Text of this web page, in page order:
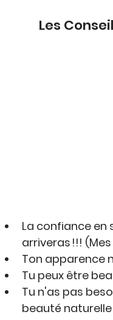
Les
La confiance en
arriveras !!!
Ton apparence
Tu peux être
Tu n'as pas
beauté naturelle